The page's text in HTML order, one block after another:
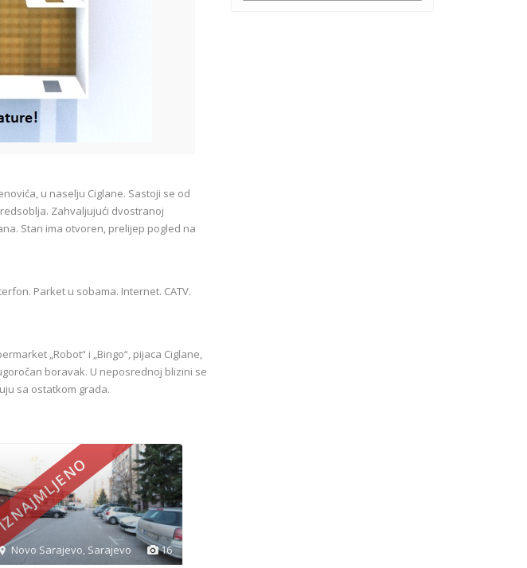
u naselju Ciglane. Sastoji se od
Zahvaljujući dvostranoj
Stan ima otvoren, prelijep pogled na
Parket u sobama. Internet. CATV.
„Robot“ i „Bingo“, pijaca Ciglane,
boravak. U neposrednoj blizini se
sa ostatkom grada.
16
Novo Sarajevo, Sarajevo